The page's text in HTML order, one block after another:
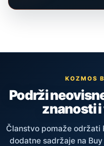
KOZMOS
Podrži
znanosti
Članstvo pomaže održati
dodatne sadržaje na